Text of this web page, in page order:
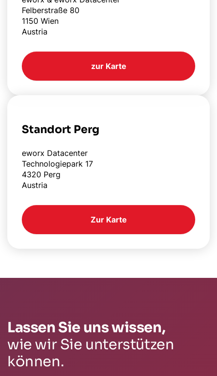
Felberstraße 80
1150 Wien
Austria
zur Karte
Standort Perg
eworx Datacenter
Technologiepark 17
4320 Perg
Austria
Zur Karte
Lassen Sie uns wissen,
wie wir Sie unterstützen
können.